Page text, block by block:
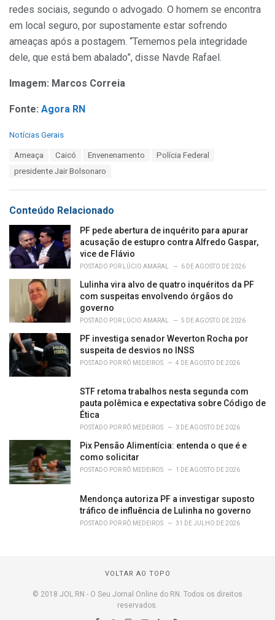
redes sociais, segundo o advogado. O homem se encontra
em local seguro, por supostamente estar sofrendo
ameaças após a postagem. “Tememos pela integridade
dele, que está bem abalado”, disse Navde Rafael.
Imagem: Marcos Correia
Fonte: Agora RN
C
i
:
Notícias Gerais
Ameaça Caicó Envenenamento
Polícia Federal
presidente Jair Bolsonaro
Conteúdo Relacionado
PF pede abertura de inquérito para apurar
acusação de estupro contra Alfredo Gaspar,
vice de Flávio
POSTADO POR LÚCIO AMARAL 6 DE AGOSTO DE 2026
Lulinha vira alvo de quatro inquéritos da PF
com suspeitas envolvendo órgãos do
governo
POSTADO POR LÚCIO AMARAL 5 DE AGOSTO DE 2026
PF investiga senador Weverton Rocha por
suspeita de desvios no INSS
POSTADO POR RÔ MEDEIROS 4 DE AGOSTO DE 2026
STF retoma trabalhos nesta segunda com
pauta polêmica e expectativa sobre Código de
Ética
POSTADO POR RÔ MEDEIROS 3 DE AGOSTO DE 2026
Pix Pensão Alimentícia: entenda o que é e
como solicitar
POSTADO POR RÔ MEDEIROS 1 DE AGOSTO DE 2026
Mendonça autoriza PF a investigar suposto
tráfico de influência de Lulinha no governo
POSTADO POR RÔ MEDEIROS 31 DE JULHO DE 2026
VOLTAR AO TOPO
© 2018 JOL RN - O Seu Jornal Online do RN. Todos os direitos
reservados.